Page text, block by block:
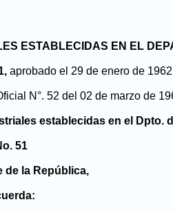
ESTABLECIDAS EN EL
aprobado el 29 de enero de 1962
N°. 52 del 02 de marzo de
establecidas en el Dpto.
51
de la República,